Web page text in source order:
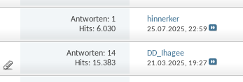
Antworten: 1
Hits: 6.030
hinnerker
25.07.2025,22:59
Antworten: 14
Hits: 15.383
DD_Ihagee
21.03.2025, 19:27